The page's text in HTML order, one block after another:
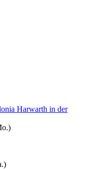
Harwarth in der